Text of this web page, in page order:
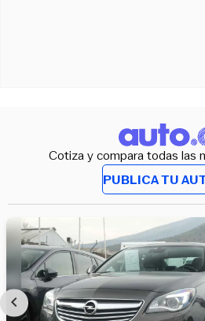
Cotiza y compara todas las
PUBLICA TU